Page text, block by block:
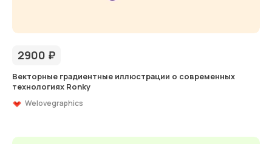
2900 ₽
Векторные градиентные иллюстрации о современных
технологиях Ronky
Welovegraphics